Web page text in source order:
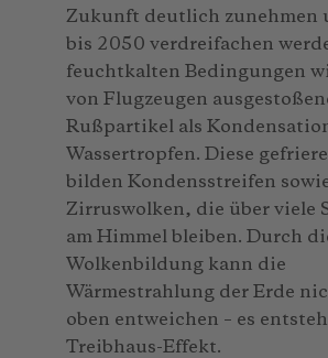
Zukunft deutlich zunehmen
bis 2050 verdreifachen
feuchtkalten Bedingungen
von Flugzeugen
Rußpartikel als
Wassertropfen. Diese
bilden Kondensstreifen
Zirruswolken, die über viele
am Himmel bleiben. Durch
Wolkenbildung kann die
Wärmestrahlung der Erde
oben entweichen – es
Treibhaus-Effekt.